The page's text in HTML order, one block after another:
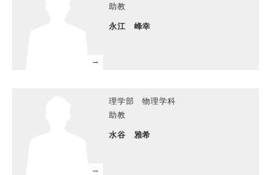
助教
永江 峰幸
理学部 物理学科
助教
水谷 雅希